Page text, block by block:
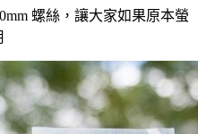
螺絲，讓大家如果原本螢